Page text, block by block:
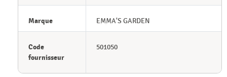
Marque EMMA'S GARDEN
Code
fournisseur
501050